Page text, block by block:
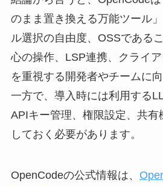
のまま置き換える万能ツール
ル選択の自由度、OSSである
心の操作、LSP連携、クライ
を重視する開発者やチームに
一方で、導入時には利用する
APIキー管理、権限設定、共有
しておく必要があります。
OpenCodeの公式情報は、